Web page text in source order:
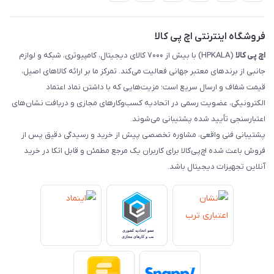
رهگیری مرسولات ماهکس
تماس با ما
فروشگاه اینترنتی اچ پی کالا
اچ‌ پی‌ کالا
(HPKALA) با بیش از ۷۰۰۰ کالای دیجیتال، کامپیوتری، شبکه و لوازم
جانبی از برندهای معتبر جهانی فعالیت می‌کند. تمرکز ما بر ارائه کالاهای اصیل،
قیمت شفاف و ارسال سریع است؛ مزیت‌هایی که با داشتن نماد اعتماد
الکترونیکی، عضویت رسمی در اتحادیه کسب‌وکارهای مجازی و دریافت نشان‌های
اعتبارسنجی تأیید شده پشتیبانی می‌شوند.
پشتیبانی فنی واقعی، مشاوره تخصصی پیش از خرید و رسیدگی دقیق پس از
فروش باعث شده اچ‌پی‌کالا برای کاربران یک مرجع مطمئن و قابل اتکا در خرید
آنلاین تجهیزات دیجیتال باشد.